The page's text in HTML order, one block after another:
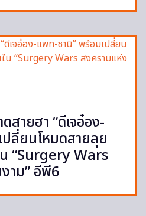
สายฮา “ดีเจอ๋อง-
ลี่ยนโหมดสายลุย
น “Surgery Wars
าม” อีพี6